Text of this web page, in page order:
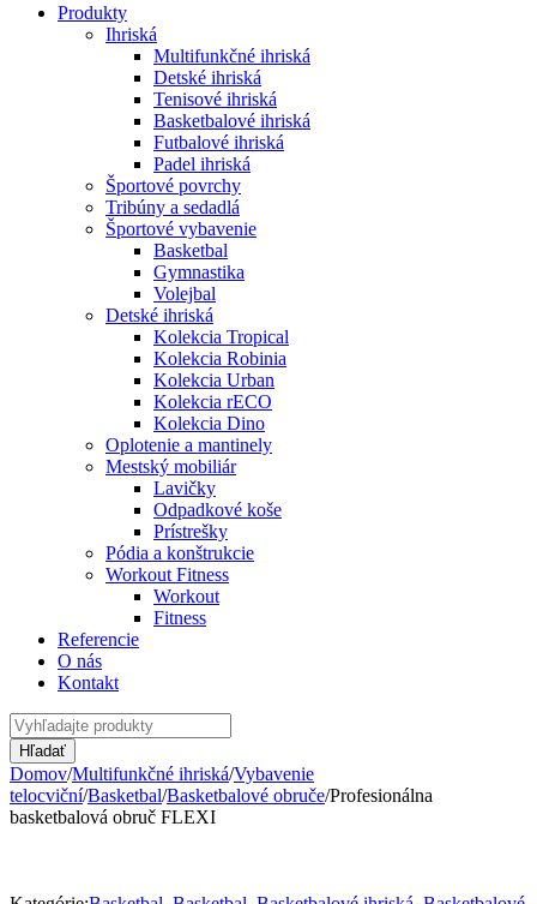
Produkty
Ihriská
Multifunkčné ihriská
Detské ihriská
Tenisové ihriská
Basketbalové ihriská
Futbalové ihriská
Padel ihriská
Športové povrchy
Tribúny a sedadlá
Športové vybavenie
Basketbal
Gymnastika
Volejbal
Detské ihriská
Kolekcia Tropical
Kolekcia Robinia
Kolekcia Urban
Kolekcia rECO
Kolekcia Dino
Oplotenie a mantinely
Mestský mobiliár
Lavičky
Odpadkové koše
Prístrešky
Pódia a konštrukcie
Workout Fitness
Workout
Fitness
Referencie
O nás
Kontakt
Domov/Multifunkčné ihriská/Vybavenie
telocviční/Basketbal/Basketbalové obruče/Profesionálna
basketbalová obruč FLEXI